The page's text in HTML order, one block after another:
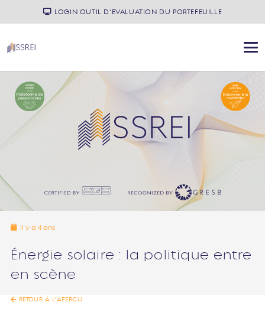
LOGIN OUTIL D’EVALUATION DU PORTEFEUILLE
il y a 4 ans
Énergie solaire : la politique entre
en scène
RETOUR À L’APERÇU